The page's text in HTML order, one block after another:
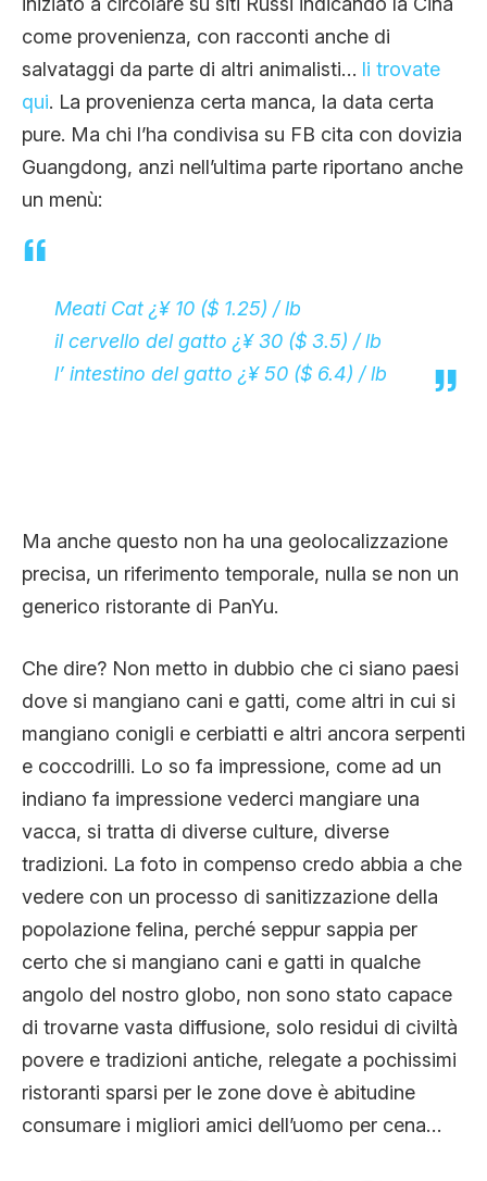
come provenienza, con racconti anche di
salvataggi da parte di altri animalisti… li trovate
qui. La provenienza certa manca, la data certa
pure. Ma chi l’ha condivisa su FB cita con dovizia
Guangdong, anzi nell’ultima parte riportano anche
un menù:
Meati Cat ¿¥ 10 ($ 1.25) / lb
il cervello del gatto ¿¥ 30 ($ 3.5) / lb
l’ intestino del gatto ¿¥ 50 ($ 6.4) / lb
Ma anche questo non ha una geolocalizzazione
precisa, un riferimento temporale, nulla se non un
generico ristorante di PanYu.
Che dire? Non metto in dubbio che ci siano paesi
dove si mangiano cani e gatti, come altri in cui si
mangiano conigli e cerbiatti e altri ancora serpenti
e coccodrilli. Lo so fa impressione, come ad un
indiano fa impressione vederci mangiare una
vacca, si tratta di diverse culture, diverse
tradizioni. La foto in compenso credo abbia a che
vedere con un processo di sanitizzazione della
popolazione felina, perché seppur sappia per
certo che si mangiano cani e gatti in qualche
angolo del nostro globo, non sono stato capace
di trovarne vasta diffusione, solo residui di civiltà
povere e tradizioni antiche, relegate a pochissimi
ristoranti sparsi per le zone dove è abitudine
consumare i migliori amici dell’uomo per cena…